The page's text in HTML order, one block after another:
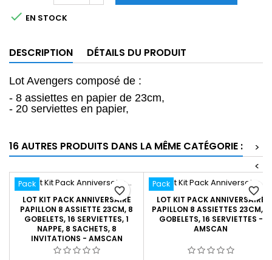
 EN STOCK
DESCRIPTION DÉTAILS DU PRODUIT
Lot Avengers composé de :
- 8 assiettes en papier de 23cm,
- 20 serviettes en papier,
16 AUTRES PRODUITS DANS LA MÊME CATÉGORIE :
>
<
Pack
LOT KIT PACK ANNIVERSAIRE
PAPILLON 8 ASSIETTE 23CM, 8
GOBELETS, 16 SERVIETTES, 1
NAPPE, 8 SACHETS, 8
INVITATIONS - AMSCAN
favorite_border
Pack
LOT KIT PACK ANNIVERSAIRE
PAPILLON 8 ASSIETTES 23CM, 8
GOBELETS, 16 SERVIETTES -
AMSCAN
favorite_border